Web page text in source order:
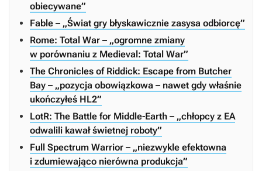
obiecywane”
Fable – „Świat gry błyskawicznie zasysa odbiorcę”
Rome: Total War – „ogromne zmiany
w porównaniu z Medieval: Total War”
The Chronicles of Riddick: Escape from Butcher
Bay – „pozycja obowiązkowa – nawet gdy właśnie
ukończyłeś HL2”
LotR: The Battle for Middle-Earth – „chłopcy z EA
odwalili kawał świetnej roboty”
Full Spectrum Warrior – „niezwykle efektowna
i zdumiewająco nierówna produkcja”